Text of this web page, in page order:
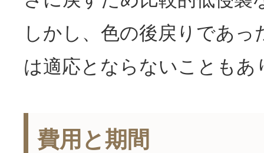
しかし、色の後戻りであっ
は適応とならないこともあ
費用と期間